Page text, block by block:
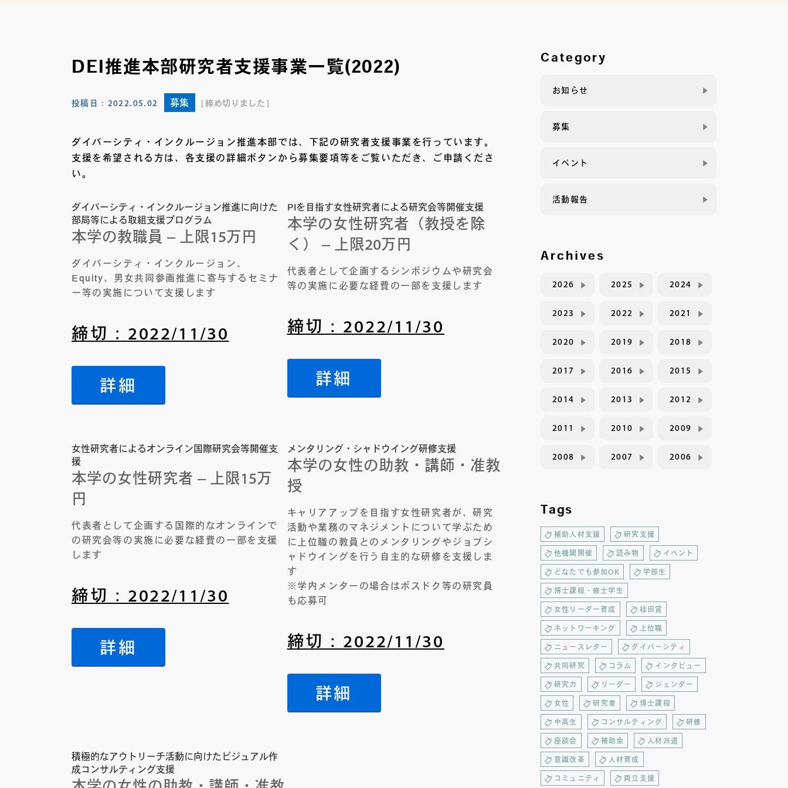
DEI推進本部研究者支援事業一覧(2022)
投稿日： 2022.05.02 募集 締め切りました
ダイバーシティ・インクルージョン推進本部では、下記の研究者支援事業を行っています。
支援を希望される方は、各支援の詳細ボタンから募集要項等をご覧いただき、ご申請くださ
い。
ダイバーシティ・インクルージョン推進に向けた
部局等による取組支援プログラム
本学の教職員 – 上限15万円
ダイバーシティ・インクルージョン、
Equity、男女共同参画推進に寄与するセミナ
ー等の実施について支援します
締切：2022/11/30
詳細
PIを目指す女性研究者による研究会等開催支援
本学の女性研究者（教授を除
く） – 上限20万円
代表者として企画するシンポジウムや研究会
等の実施に必要な経費の一部を支援します
締切：2022/11/30
詳細
女性研究者によるオンライン国際研究会等開催支
援
本学の女性研究者 – 上限15万
円
代表者として企画する国際的なオンラインで
の研究会等の実施に必要な経費の一部を支援
します
締切：2022/11/30
詳細
メンタリング・シャドウイング研修支援
本学の女性の助教・講師・准教
授
キャリアアップを目指す女性研究者が、研究
活動や業務のマネジメントについて学ぶため
に上位職の教員とのメンタリングやジョブシ
ャドウイングを行う自主的な研修を支援しま
す
※学内メンターの場合はポスドク等の研究員
も応募可
締切：2022/11/30
詳細
積極的なアウトリーチ活動に向けたビジュアル作
成コンサルティング支援
Category
お知らせ
募集
イベント
活動報告
Archives
2026 2025 2024
2023 2022 2021
2020 2019 2018
2017 2016 2015
2014 2013 2012
2011 2010 2009
2008 2007 2006
Tags
補助人材支援 研究支援
他機関開催 読み物 イベント
どなたでも参加OK 学部生
博士課程・修士学生
女性リーダー育成 桂田賞
ネットワーキング 上位職
ニュースレター ダイバーシティ
共同研究 コラム インタビュー
研究力 リーダー ジェンダー
女性 研究者 博士課程
中高生 コンサルティング 研修
座談会 補助金 人材派遣
意識改革 人材育成
コミュニティ 両立支援